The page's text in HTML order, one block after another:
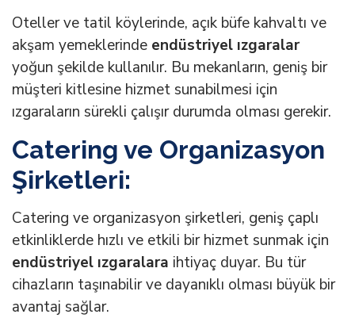
Oteller ve tatil köylerinde, açık büfe kahvaltı ve
akşam yemeklerinde endüstriyel ızgaralar
yoğun şekilde kullanılır. Bu mekanların, geniş bir
müşteri kitlesine hizmet sunabilmesi için
ızgaraların sürekli çalışır durumda olması gerekir.
Catering ve Organizasyon
Şirketleri:
Catering ve organizasyon şirketleri, geniş çaplı
etkinliklerde hızlı ve etkili bir hizmet sunmak için
endüstriyel ızgaralara ihtiyaç duyar. Bu tür
cihazların taşınabilir ve dayanıklı olması büyük bir
avantaj sağlar.